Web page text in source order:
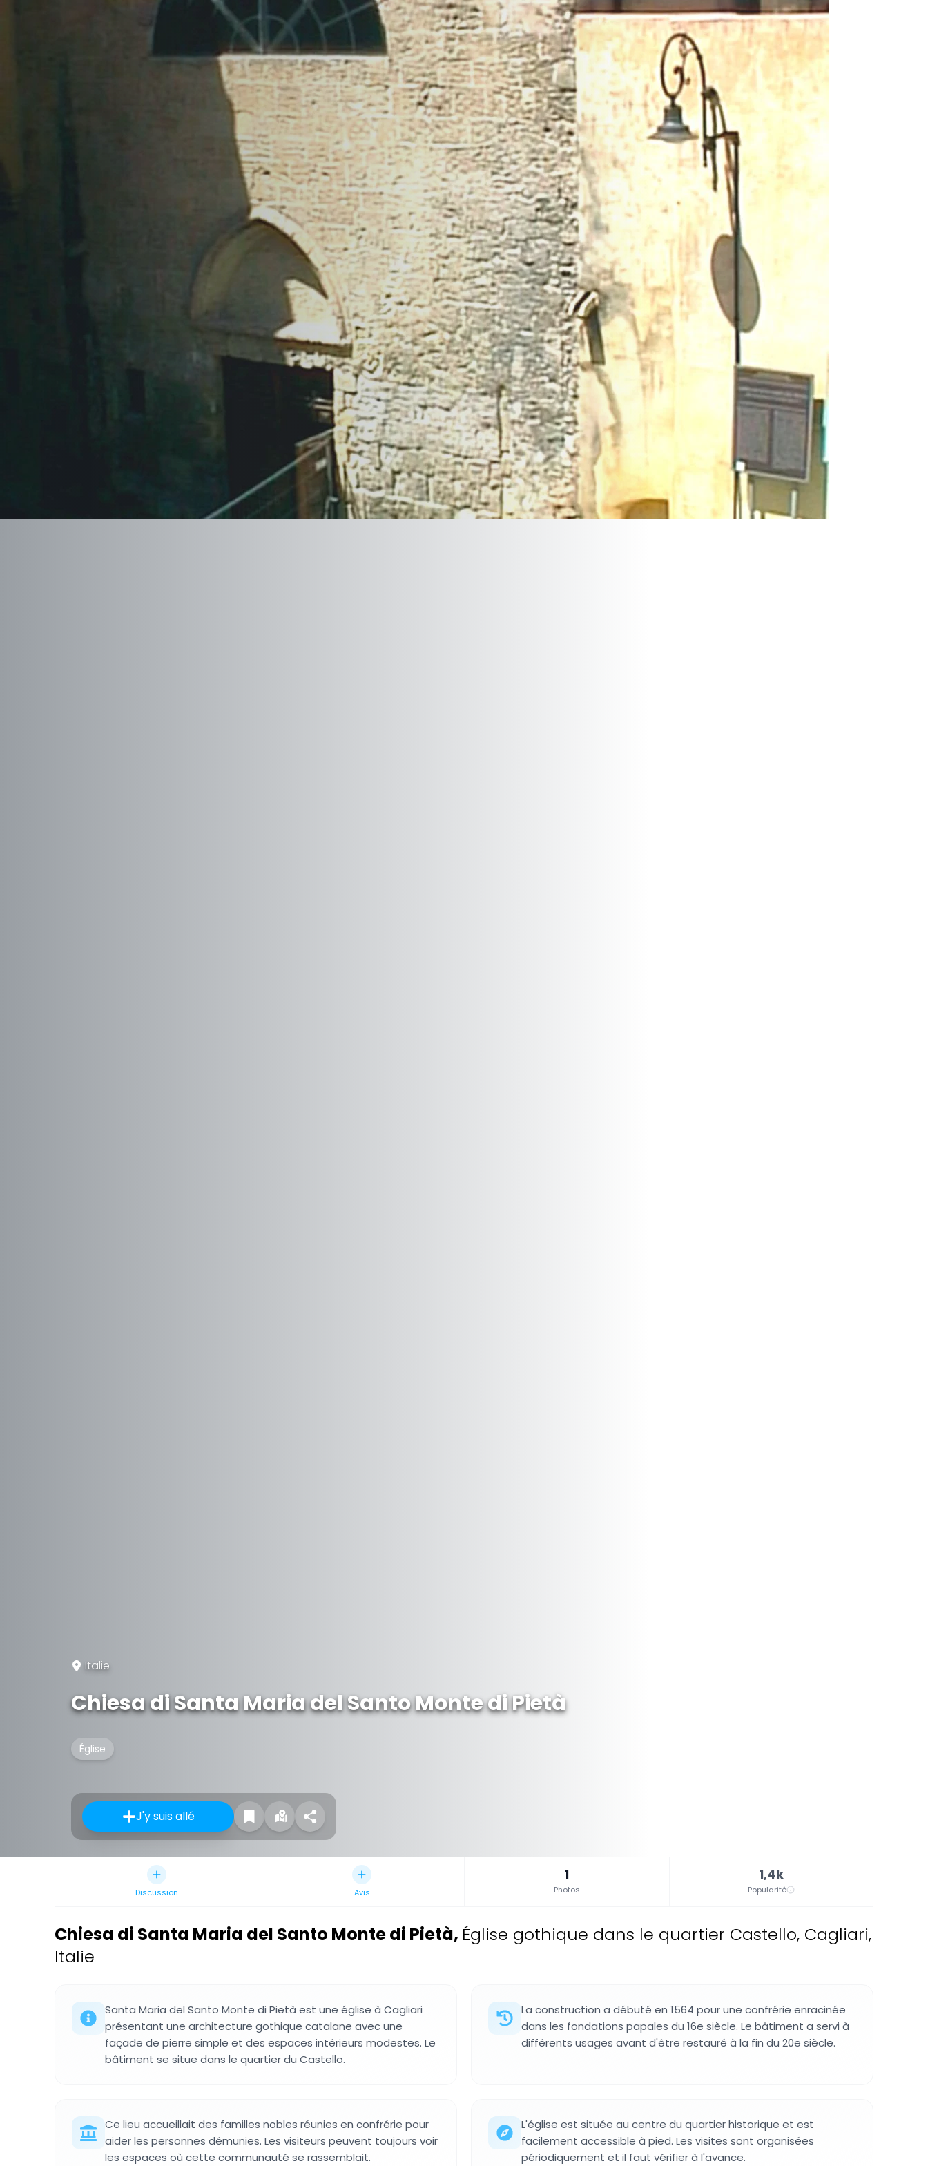
Italie
Chiesa di Santa Maria del Santo Monte di Pietà
Église
J'y suis allé
Discussion Avis
1
Photos
1,4k
Popularité
Chiesa di Santa Maria del Santo Monte di Pietà, Église gothique dans le quartier Castello, Cagliari,
Italie
Santa Maria del Santo Monte di Pietà est une église à Cagliari
présentant une architecture gothique catalane avec une
façade de pierre simple et des espaces intérieurs modestes. Le
bâtiment se situe dans le quartier du Castello.
La construction a débuté en 1564 pour une confrérie enracinée
dans les fondations papales du 16e siècle. Le bâtiment a servi à
différents usages avant d'être restauré à la fin du 20e siècle.
Ce lieu accueillait des familles nobles réunies en confrérie pour
aider les personnes démunies. Les visiteurs peuvent toujours voir
les espaces où cette communauté se rassemblait.
L'église est située au centre du quartier historique et est
facilement accessible à pied. Les visites sont organisées
périodiquement et il faut vérifier à l'avance.